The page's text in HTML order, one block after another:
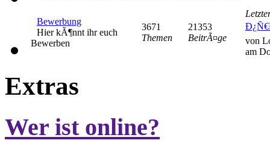
Bewerbung
Hier kÃ¶nnt ihr euch
Bewerben
3671
Themen
21353
BeitrÃ¤ge
von
am
Extras
Wer ist online?